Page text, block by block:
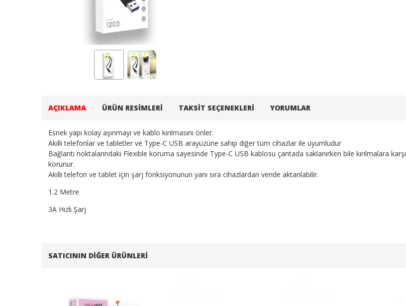
AÇIKLAMA ÜRÜN RESIMLERI TAKSIT SEÇENEKLERI YORUMLAR
Esnek yapı kolay aşınmayı ve kablo kırılmasını önler.
Akıllı telefonlar ve tabletler ve Type-C USB arayüzüne sahip diğer tüm cihazlar ile uyumludur
Bağlantı noktalarındaki Flexible koruma sayesinde Type-C USB kablosu çantada saklanırken bile kırılmalara karşı
korunur.
Akıllı telefon ve tablet için şarj fonksiyonunun yanı sıra cihazlardan veride aktarılabilir.
1.2 Metre
3A Hızlı Şarj
SATICININ DIĞER ÜRÜNLERI